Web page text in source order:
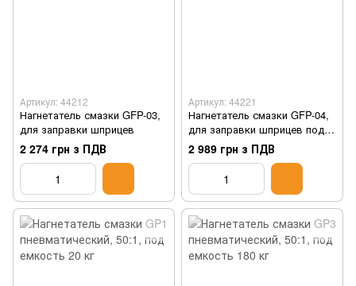
Артикул: 44212
Нагнетатель смазки GFP-03,
для заправки шприцев
2 274 грн з ПДВ
Артикул: 44221
Нагнетатель смазки GFP-04,
для заправки шприцев под
емкость, 50 кг
2 989 грн з ПДВ